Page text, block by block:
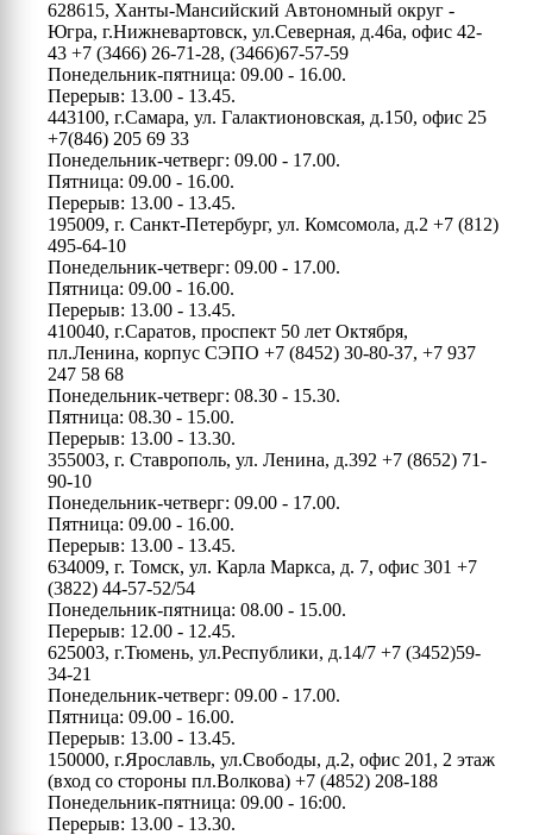
628615, Ханты-Мансийский Автономный округ -
Югра, г.Нижневартовск, ул.Северная, д.46а, офис 42-
43 +7 (3466) 26-71-28, (3466)67-57-59
Понедельник-пятница: 09.00 - 16.00.
Перерыв: 13.00 - 13.45.
443100, г.Самара, ул. Галактионовская, д.150, офис 25
+7(846) 205 69 33
Понедельник-четверг: 09.00 - 17.00.
Пятница: 09.00 - 16.00.
Перерыв: 13.00 - 13.45.
195009, г. Санкт-Петербург, ул. Комсомола, д.2 +7 (812)
495-64-10
Понедельник-четверг: 09.00 - 17.00.
Пятница: 09.00 - 16.00.
Перерыв: 13.00 - 13.45.
410040, г.Саратов, проспект 50 лет Октября,
пл.Ленина, корпус СЭПО +7 (8452) 30-80-37, +7 937
247 58 68
Понедельник-четверг: 08.30 - 15.30.
Пятница: 08.30 - 15.00.
Перерыв: 13.00 - 13.30.
355003, г. Ставрополь, ул. Ленина, д.392 +7 (8652) 71-
90-10
Понедельник-четверг: 09.00 - 17.00.
Пятница: 09.00 - 16.00.
Перерыв: 13.00 - 13.45.
634009, г. Томск, ул. Карла Маркса, д. 7, офис 301 +7
(3822) 44-57-52/54
Понедельник-пятница: 08.00 - 15.00.
Перерыв: 12.00 - 12.45.
625003, г.Тюмень, ул.Республики, д.14/7 +7 (3452)59-
34-21
Понедельник-четверг: 09.00 - 17.00.
Пятница: 09.00 - 16.00.
Перерыв: 13.00 - 13.45.
150000, г.Ярославль, ул.Свободы, д.2, офис 201, 2 этаж
(вход со стороны пл.Волкова) +7 (4852) 208-188
Понедельник-пятница: 09.00 - 16:00.
Перерыв: 13.00 - 13.30.